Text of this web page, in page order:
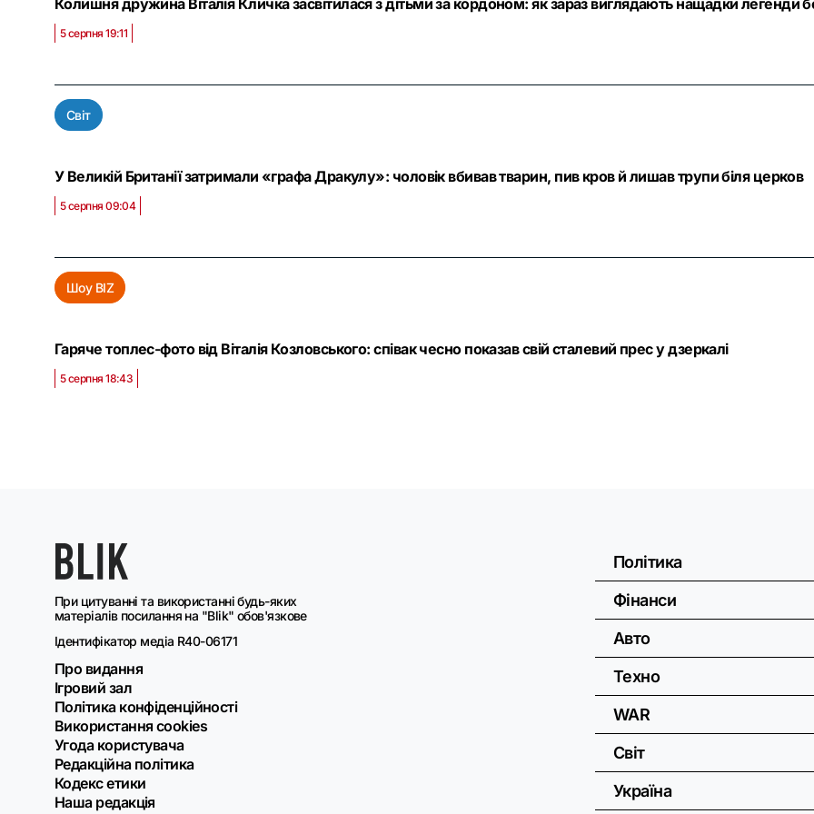
Колишня дружина Віталія Кличка засвітилася з дітьми за кордоном: як зараз виглядають нащадки легенди
5 серпня 19:11
Світ
У Великій Британії затримали «графа Дракулу»: чоловік вбивав тварин, пив кров й лишав трупи біля церков
5 серпня 09:04
Шоу BIZ
Гаряче топлес-фото від Віталія Козловського: співак чесно показав свій сталевий прес у дзеркалі
5 серпня 18:43
При цитуванні та використанні будь-яких
матеріалів посилання на "Blik" обов'язкове
Ідентифікатор медіа R40-06171
Про видання
Ігровий зал
Політика конфіденційності
Використання cookies
Угода користувача
Редакційна політика
Кодекс етики
Наша редакція
Політика
Фінанси
Авто
Техно
WAR
Світ
Україна